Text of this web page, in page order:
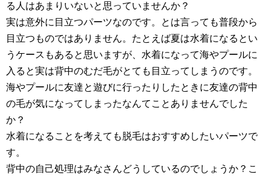
る人はあまりいないと思っていませんか？
実は意外に目立つパーツなのです。とは言っても普段から
目立つものではありません。たとえば夏は水着になるとい
うケースもあると思いますが、水着になって海やプールに
入ると実は背中のむだ毛がとても目立ってしまうのです。
海やプールに友達と遊びに行ったりしたときに友達の背中
の毛が気になってしまったなんてことありませんでした
か？
水着になることを考えても脱毛はおすすめしたいパーツで
す。
背中の自己処理はみなさんどうしているのでしょうか？こ